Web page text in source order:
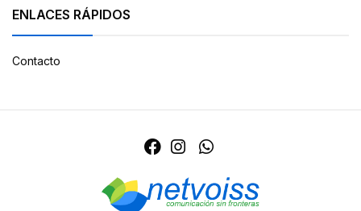
ENLACES RÁPIDOS
Contacto